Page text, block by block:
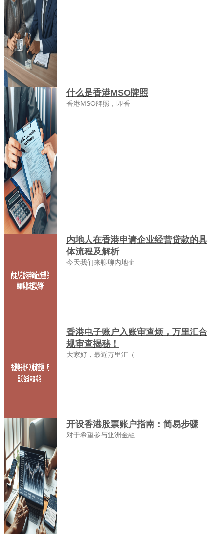
什么是香港MSO牌照
香港MSO牌照，即香
内地人在香港申请企业经营贷款的具
体流程及解析
今天我们来聊聊内地企
香港电子账户入账审查烦，万里汇合
规审查揭秘！
大家好，最近万里汇（
开设香港股票账户指南：简易步骤
对于希望参与亚洲金融